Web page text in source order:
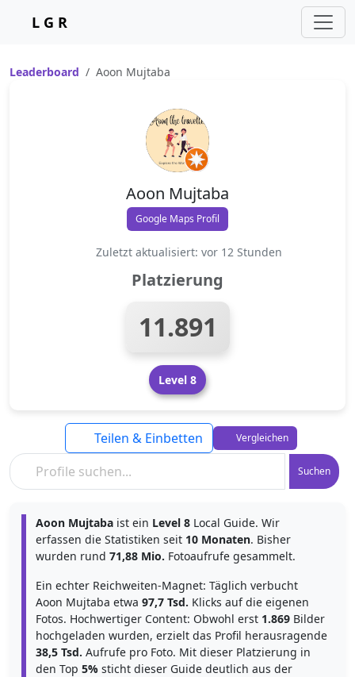
L G R
Leaderboard Aoon Mujtaba
Aoon Mujtaba
Google Maps Profil
Zuletzt aktualisiert: vor 12 Stunden
Platzierung
11.891
Level 8
Suchen
Teilen & Einbetten Vergleichen
Aoon Mujtaba ist ein Level 8 Local Guide. Wir
erfassen die Statistiken seit 10 Monaten. Bisher
wurden rund 71,88 Mio. Fotoaufrufe gesammelt.
Ein echter Reichweiten-Magnet: Täglich verbucht
Aoon Mujtaba etwa 97,7 Tsd. Klicks auf die eigenen
Fotos. Hochwertiger Content: Obwohl erst 1.869 Bilder
hochgeladen wurden, erzielt das Profil herausragende
38,5 Tsd. Aufrufe pro Foto. Mit dieser Platzierung in
den Top 5% sticht dieser Guide deutlich aus der